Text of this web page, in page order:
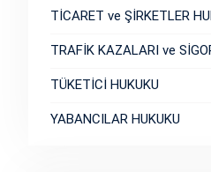
TİCARET ve ŞİRKETLER
TRAFİK KAZALARI ve
TÜKETİCİ HUKUKU
YABANCILAR HUKUKU